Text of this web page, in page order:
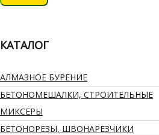
КАТАЛОГ
АЛМАЗНОЕ БУРЕНИЕ
БЕТОНОМЕШАЛКИ, СТРОИТЕЛЬНЫЕ
МИКСЕРЫ
БЕТОНОРЕЗЫ, ШВОНАРЕЗЧИКИ